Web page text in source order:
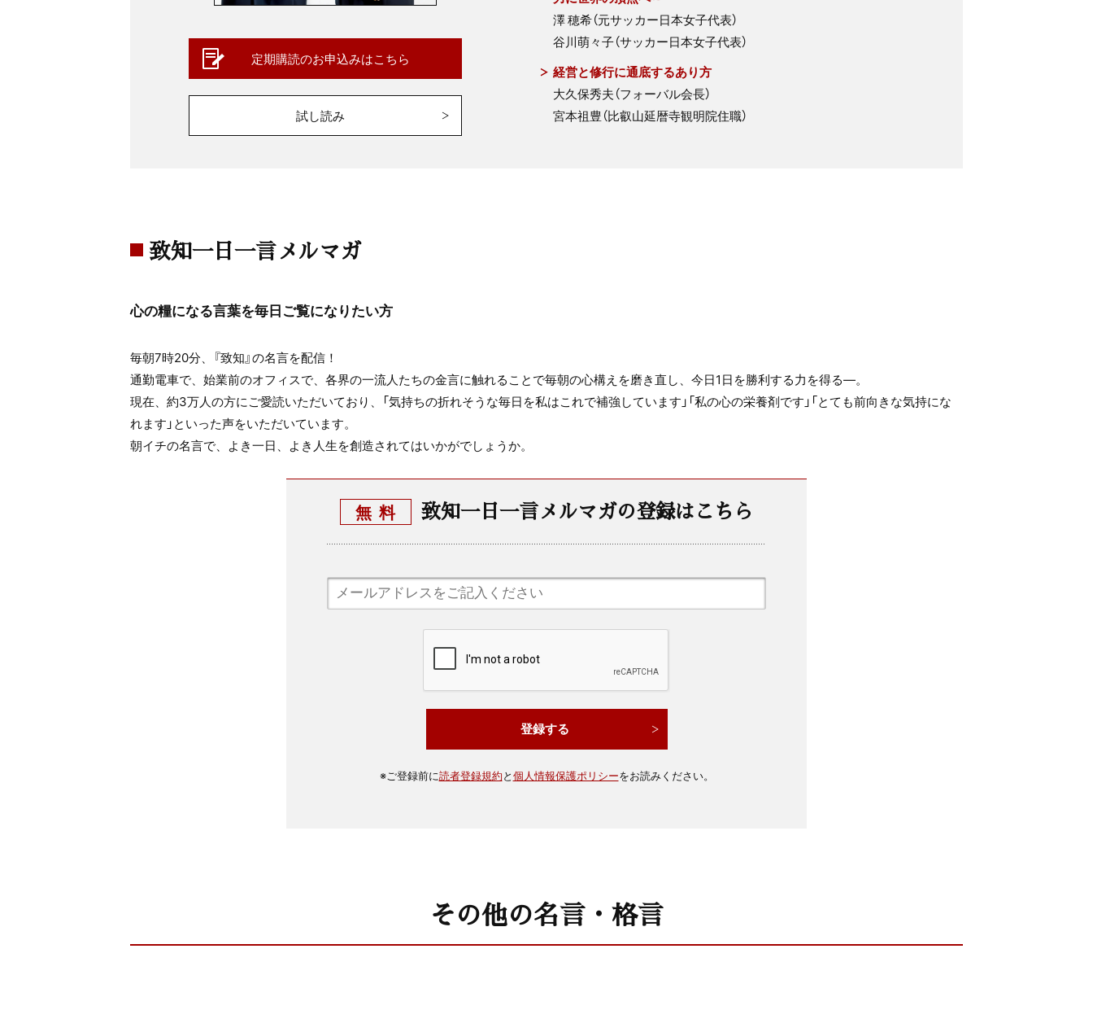
定期購読のお申込みはこちら
試し読み
澤 穂希（元サッカー日本女子代表）
谷川萌々子（サッカー日本女子代表）
経営と修行に通底するあり方
大久保秀夫（フォーバル会長）
宮本祖豊（比叡山延暦寺観明院住職）
致知一日一言メルマガ
心の糧になる言葉を毎日ご覧になりたい方
毎朝7時20分、『致知』の名言を配信！
通勤電車で、始業前のオフィスで、各界の一流人たちの金言に触れることで毎朝の心構えを磨き直し、今日1日を勝利する力を得る—。
現在、約3万人の方にご愛読いただいており、「気持ちの折れそうな毎日を私はこれで補強しています」「私の心の栄養剤です」「とても前向きな気持にな
れます」といった声をいただいています。
朝イチの名言で、よき一日、よき人生を創造されてはいかがでしょうか。
無料 致知一日一言メルマガの登録はこちら
※ご登録前に読者登録規約と個人情報保護ポリシーをお読みください。
その他の名言・格言